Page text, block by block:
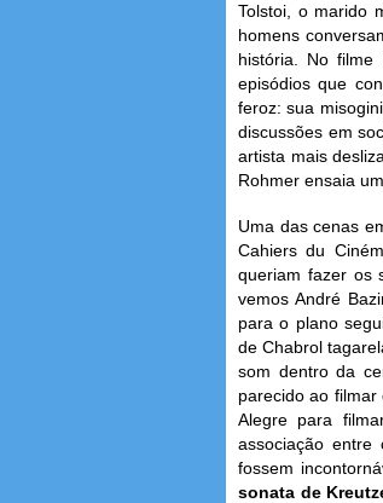
Tolstoi, o marido
homens
história. No
episódios que
feroz: sua
discussões em
artista mais
Rohmer ensaia
Uma das cenas
Cahiers du
queriam fazer os
vemos André
para o plano
de Chabrol
som dentro da
parecido ao filmar
Alegre para
associação
fossem
sonata de